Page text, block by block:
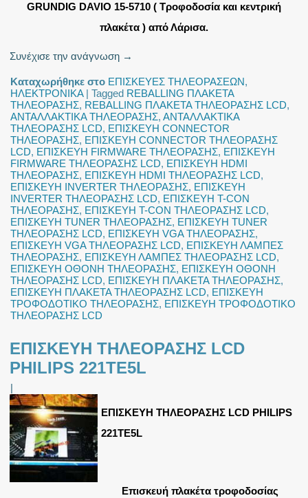
GRUNDIG DAVIO 15-5710 ( Τροφοδοσία και κεντρική
πλακέτα ) από Λάρισα.
Συνέχισε την ανάγνωση →
Καταχωρήθηκε στο ΕΠΙΣΚΕΥΕΣ ΤΗΛΕΟΡΑΣΕΩΝ,
ΗΛΕΚΤΡΟΝΙΚΑ|Tagged REBALLING ΠΛΑΚΕΤΑ
ΤΗΛΕΟΡΑΣΗΣ, REBALLING ΠΛΑΚΕΤΑ ΤΗΛΕΟΡΑΣΗΣ LCD,
ΑΝΤΑΛΛΑΚΤΙΚΑ ΤΗΛΕΟΡΑΣΗΣ,ΑΝΤΑΛΛΑΚΤΙΚΑ
ΤΗΛΕΟΡΑΣΗΣ LCD, ΕΠΙΣΚΕΥΗ CONNECTOR
ΤΗΛΕΟΡΑΣΗΣ, ΕΠΙΣΚΕΥΗ CONNECTOR ΤΗΛΕΟΡΑΣΗΣ
LCD, ΕΠΙΣΚΕΥΗ FIRMWARE ΤΗΛΕΟΡΑΣΗΣ, ΕΠΙΣΚΕΥΗ
FIRMWARE ΤΗΛΕΟΡΑΣΗΣ LCD, ΕΠΙΣΚΕΥΗ HDMI
ΤΗΛΕΟΡΑΣΗΣ, ΕΠΙΣΚΕΥΗ HDMI ΤΗΛΕΟΡΑΣΗΣ LCD,
ΕΠΙΣΚΕΥΗ INVERTER ΤΗΛΕΟΡΑΣΗΣ, ΕΠΙΣΚΕΥΗ
INVERTER ΤΗΛΕΟΡΑΣΗΣ LCD, ΕΠΙΣΚΕΥΗ T-CON
ΤΗΛΕΟΡΑΣΗΣ, ΕΠΙΣΚΕΥΗ T-CON ΤΗΛΕΟΡΑΣΗΣ LCD,
ΕΠΙΣΚΕΥΗ TUNER ΤΗΛΕΟΡΑΣΗΣ, ΕΠΙΣΚΕΥΗ TUNER
ΤΗΛΕΟΡΑΣΗΣ LCD, ΕΠΙΣΚΕΥΗ VGA ΤΗΛΕΟΡΑΣΗΣ,
ΕΠΙΣΚΕΥΗ VGA ΤΗΛΕΟΡΑΣΗΣ LCD, ΕΠΙΣΚΕΥΗ ΛΑΜΠΕΣ
ΤΗΛΕΟΡΑΣΗΣ, ΕΠΙΣΚΕΥΗ ΛΑΜΠΕΣ ΤΗΛΕΟΡΑΣΗΣ LCD,
ΕΠΙΣΚΕΥΗ ΟΘΟΝΗ ΤΗΛΕΟΡΑΣΗΣ, ΕΠΙΣΚΕΥΗ ΟΘΟΝΗ
ΤΗΛΕΟΡΑΣΗΣ LCD, ΕΠΙΣΚΕΥΗ ΠΛΑΚΕΤΑ ΤΗΛΕΟΡΑΣΗΣ,
ΕΠΙΣΚΕΥΗ ΠΛΑΚΕΤΑ ΤΗΛΕΟΡΑΣΗΣ LCD, ΕΠΙΣΚΕΥΗ
ΤΡΟΦΟΔΟΤΙΚΟ ΤΗΛΕΟΡΑΣΗΣ, ΕΠΙΣΚΕΥΗ ΤΡΟΦΟΔΟΤΙΚΟ
ΤΗΛΕΟΡΑΣΗΣ LCD
ΕΠΙΣΚΕΥΗ ΤΗΛΕΟΡΑΣΗΣ LCD
PHILIPS 221TE5L
|
ΕΠΙΣΚΕΥΗ ΤΗΛΕΟΡΑΣΗΣ LCD PHILIPS
221TE5L
Επισκευή πλακέτα τροφοδοσίας